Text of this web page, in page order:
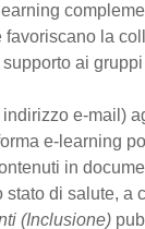
la
ai
e-mail)
e-learning
in
di salute,
(Inclusione)